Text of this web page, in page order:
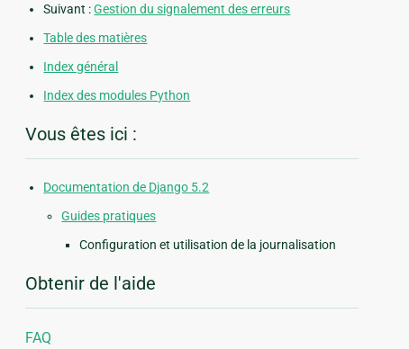
Suivant :Gestion du signalement des erreurs
Table des matières
Index général
Index des modules Python
Vous êtes ici :
Documentation de Django 5.2
Guides pratiques
Configuration et utilisation de la journalisation
Obtenir de l'aide
FAQ